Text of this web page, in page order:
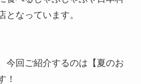
となっています。
今回ご紹介するのは【夏のお
！